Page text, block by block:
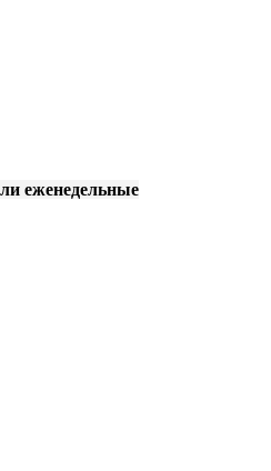
еженедельные